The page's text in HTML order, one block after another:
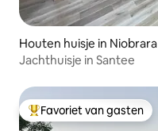
Houten huisje in Niobrara
Jachthuisje in Santee
Topfavoriet van gasten
Favoriet van gasten